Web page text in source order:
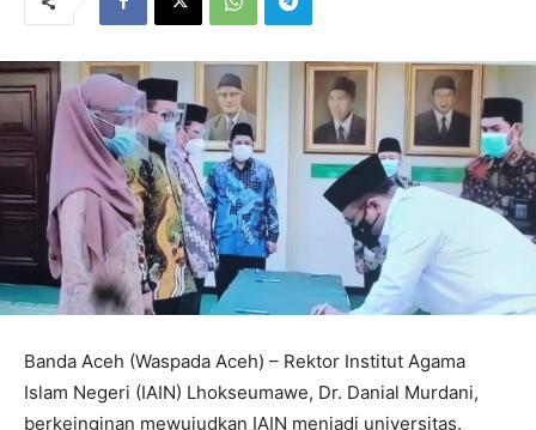
Banda Aceh (Waspada Aceh) – Rektor Institut Agama
Islam Negeri (IAIN) Lhokseumawe, Dr. Danial Murdani,
berkeinginan mewujudkan IAIN menjadi universitas.